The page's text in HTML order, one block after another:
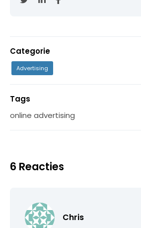
Categorie
Advertising
Tags
online advertising
6 Reacties
Chris